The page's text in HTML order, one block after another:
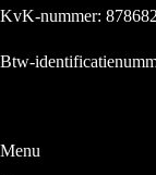
KvK-nummer:
Btw-
Menu